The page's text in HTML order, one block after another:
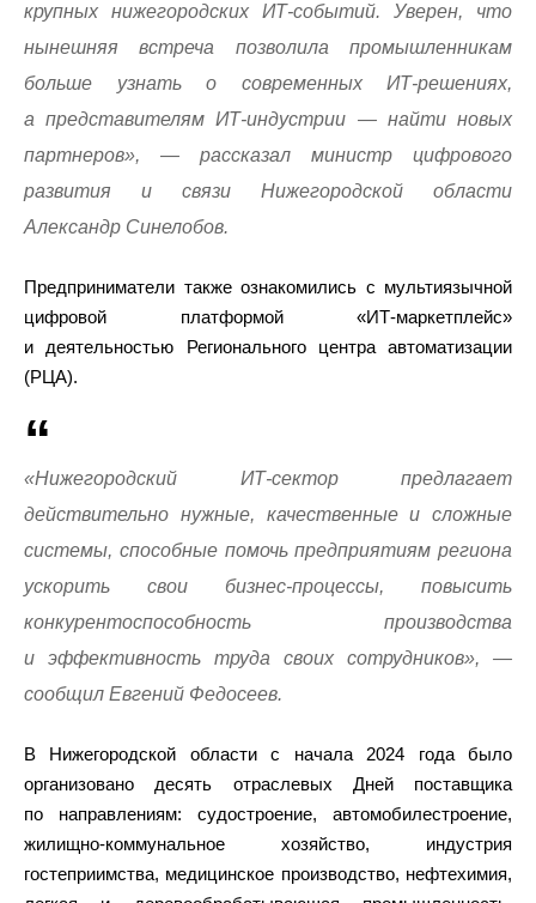
крупных нижегородских ИТ-событий. Уверен, что
нынешняя встреча позволила промышленникам
больше узнать о современных ИТ-решениях,
а представителям ИТ-индустрии — найти новых
партнеров», — рассказал министр цифрового
развития и связи Нижегородской области
Александр Синелобов.
Предприниматели также ознакомились с мультиязычной
цифровой платформой «ИТ-маркетплейс»
и деятельностью Регионального центра автоматизации
(РЦА).
«Нижегородский ИТ-сектор предлагает
действительно нужные, качественные и сложные
системы, способные помочь предприятиям региона
ускорить свои бизнес-процессы, повысить
конкурентоспособность производства
и эффективность труда своих сотрудников», —
сообщил Евгений Федосеев.
В Нижегородской области с начала 2024 года было
организовано десять отраслевых Дней поставщика
по направлениям: судостроение, автомобилестроение,
жилищно-коммунальное хозяйство, индустрия
гостеприимства, медицинское производство, нефтехимия,